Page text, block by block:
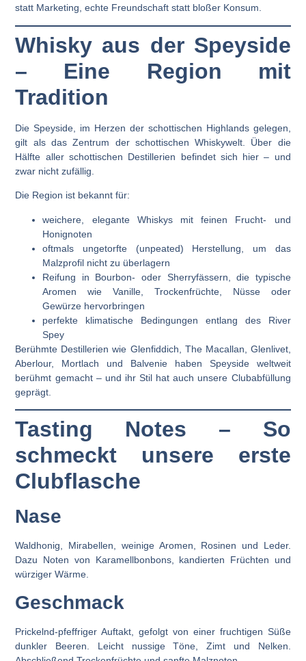
statt Marketing, echte Freundschaft statt bloßer Konsum.
Whisky aus der Speyside
– Eine Region mit
Tradition
Die Speyside, im Herzen der schottischen Highlands gelegen,
gilt als das Zentrum der schottischen Whiskywelt. Über die
Hälfte aller schottischen Destillerien befindet sich hier – und
zwar nicht zufällig.
Die Region ist bekannt für:
weichere, elegante Whiskys mit feinen Frucht- und
Honignoten
oftmals ungetorfte (unpeated) Herstellung, um das
Malzprofil nicht zu überlagern
Reifung in Bourbon- oder Sherryfässern, die typische
Aromen wie Vanille, Trockenfrüchte, Nüsse oder
Gewürze hervorbringen
perfekte klimatische Bedingungen entlang des River
Spey
Berühmte Destillerien wie Glenfiddich, The Macallan, Glenlivet,
Aberlour, Mortlach und Balvenie haben Speyside weltweit
berühmt gemacht – und ihr Stil hat auch unsere Clubabfüllung
geprägt.
Tasting Notes – So
schmeckt unsere erste
Clubflasche
Nase
Waldhonig, Mirabellen, weinige Aromen, Rosinen und Leder.
Dazu Noten von Karamellbonbons, kandierten Früchten und
würziger Wärme.
Geschmack
Prickelnd-pfeffriger Auftakt, gefolgt von einer fruchtigen Süße
dunkler Beeren. Leicht nussige Töne, Zimt und Nelken.